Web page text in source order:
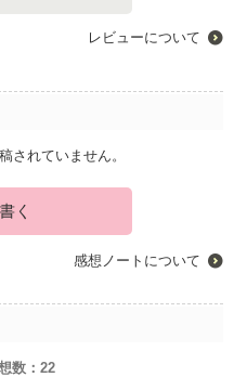
レビューについて
されていません。
く
感想ノートについて
数： 22